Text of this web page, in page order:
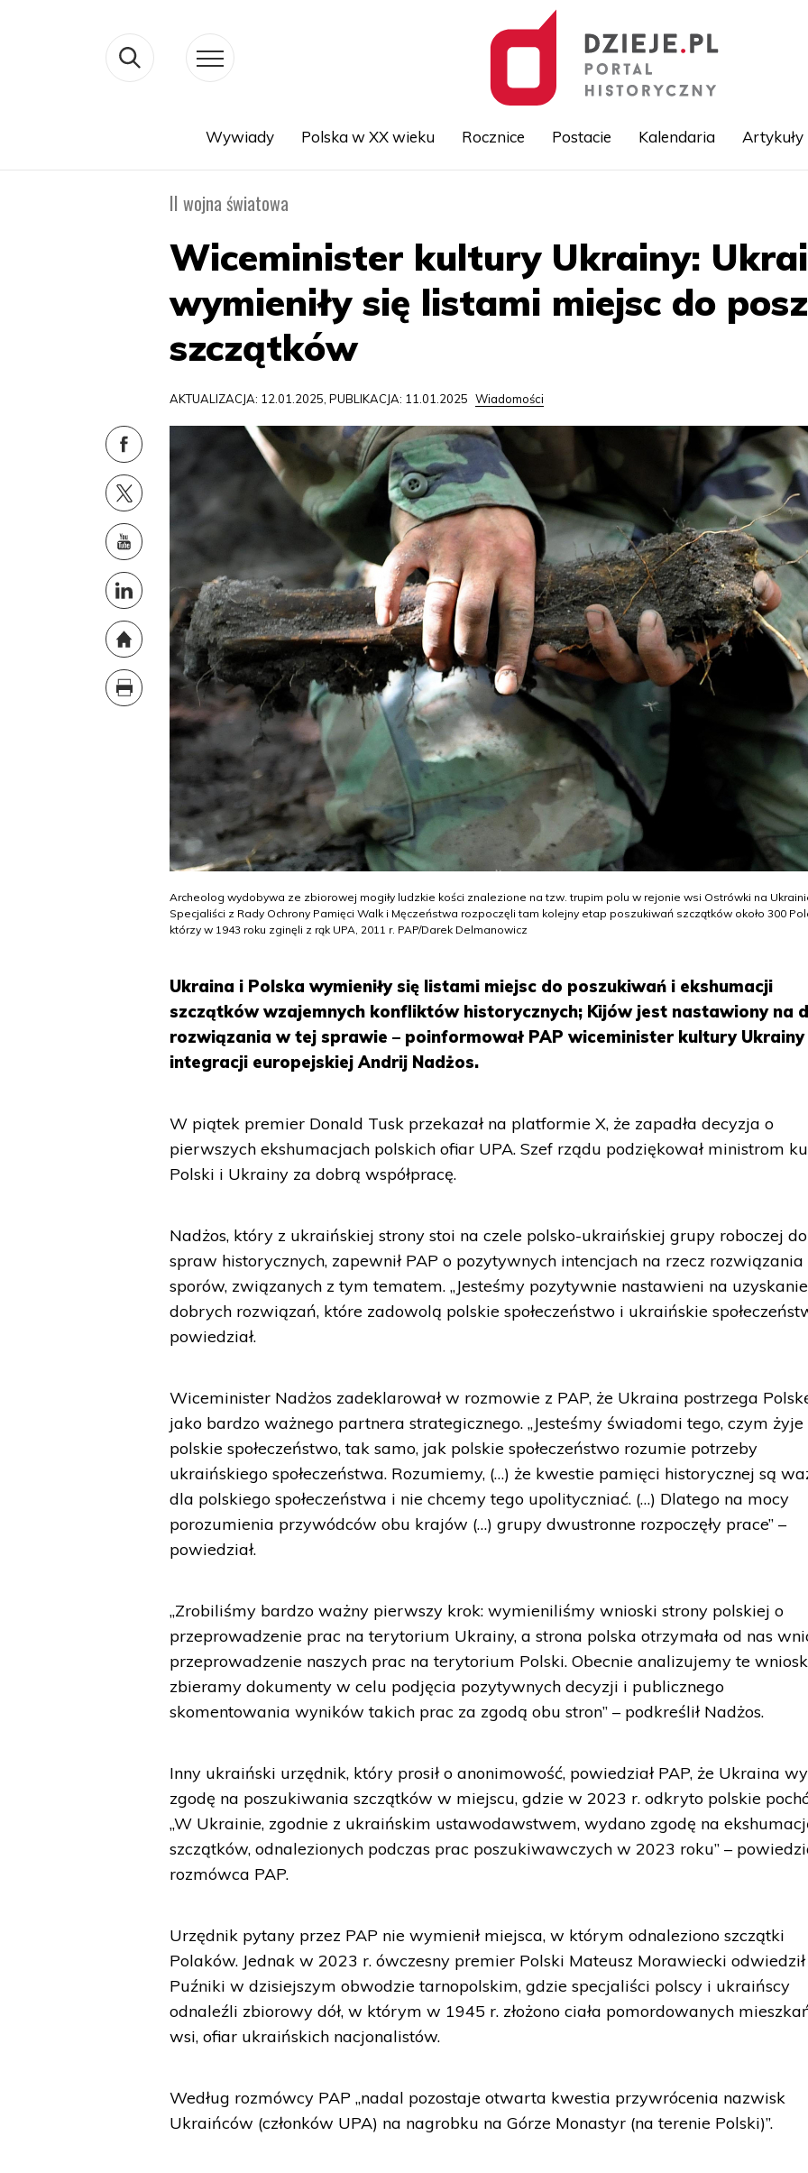
Wywiady Polska w XX wieku Rocznice Postacie Kalendaria Artykuły
II wojna światowa
Wiceminister kultury Ukrainy:
wymieniły się listami miejsc do
szczątków
AKTUALIZACJA: 12.01.2025, PUBLIKACJA: 11.01.2025 Wiadomości
Archeolog wydobywa ze zbiorowej mogiły ludzkie kości znalezione na tzw. trupim polu w rejonie wsi Ostrówki na
Specjaliści z Rady Ochrony Pamięci Walk i Męczeństwa rozpoczęli tam kolejny etap poszukiwań szczątków około 300
którzy w 1943 roku zginęli z rąk UPA, 2011 r. PAP/Darek Delmanowicz
Ukraina i Polska wymieniły się listami miejsc do poszukiwań i ekshumacji
szczątków wzajemnych konfliktów historycznych; Kijów jest nastawiony na
rozwiązania w tej sprawie – poinformował PAP wiceminister kultury Ukrainy
integracji europejskiej Andrij Nadżos.
W piątek premier Donald Tusk przekazał na platformie X, że zapadła decyzja o
pierwszych ekshumacjach polskich ofiar UPA. Szef rządu podziękował ministrom
Polski i Ukrainy za dobrą współpracę.
Nadżos, który z ukraińskiej strony stoi na czele polsko-ukraińskiej grupy roboczej do
spraw historycznych, zapewnił PAP o pozytywnych intencjach na rzecz rozwiązania
sporów, związanych z tym tematem. „Jesteśmy pozytywnie nastawieni na uzyskanie
dobrych rozwiązań, które zadowolą polskie społeczeństwo i ukraińskie
powiedział.
Wiceminister Nadżos zadeklarował w rozmowie z PAP, że Ukraina postrzega
jako bardzo ważnego partnera strategicznego. „Jesteśmy świadomi tego, czym żyje
polskie społeczeństwo, tak samo, jak polskie społeczeństwo rozumie potrzeby
ukraińskiego społeczeństwa. Rozumiemy, (…) że kwestie pamięci historycznej są
dla polskiego społeczeństwa i nie chcemy tego upolityczniać. (…) Dlatego na mocy
porozumienia przywódców obu krajów (…) grupy dwustronne rozpoczęły prace” –
powiedział.
„Zrobiliśmy bardzo ważny pierwszy krok: wymieniliśmy wnioski strony polskiej o
przeprowadzenie prac na terytorium Ukrainy, a strona polska otrzymała od nas
przeprowadzenie naszych prac na terytorium Polski. Obecnie analizujemy te
zbieramy dokumenty w celu podjęcia pozytywnych decyzji i publicznego
skomentowania wyników takich prac za zgodą obu stron” – podkreślił Nadżos.
Inny ukraiński urzędnik, który prosił o anonimowość, powiedział PAP, że Ukraina
zgodę na poszukiwania szczątków w miejscu, gdzie w 2023 r. odkryto polskie
„W Ukrainie, zgodnie z ukraińskim ustawodawstwem, wydano zgodę na
szczątków, odnalezionych podczas prac poszukiwawczych w 2023 roku” –
rozmówca PAP.
Urzędnik pytany przez PAP nie wymienił miejsca, w którym odnaleziono szczątki
Polaków. Jednak w 2023 r. ówczesny premier Polski Mateusz Morawiecki odwiedził
Puźniki w dzisiejszym obwodzie tarnopolskim, gdzie specjaliści polscy i ukraińscy
odnaleźli zbiorowy dół, w którym w 1945 r. złożono ciała pomordowanych
wsi, ofiar ukraińskich nacjonalistów.
Według rozmówcy PAP „nadal pozostaje otwarta kwestia przywrócenia nazwisk
Ukraińców (członków UPA) na nagrobku na Górze Monastyr (na terenie Polski)”.